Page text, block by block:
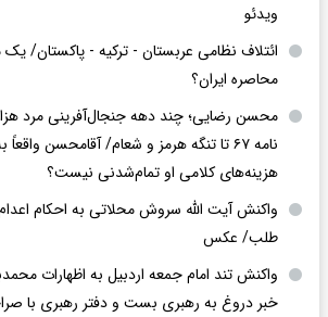
ویدئو
ائتلاف نظامی عربستان - ترکیه - پاکستان/
محاصره ایران؟
نامه ۶۷ تا تنگه هرمز و شعام/ آقا‌محسن
هزینه‌های کلامی او تمام‌شدنی نیست؟
واکنش آیت الله سروش محلاتی به احکام
طلب/ عکس
واکنش تند امام جمعه اردبیل به اظهارات
خبر دروغ به رهبری بست و دفتر رهبری با